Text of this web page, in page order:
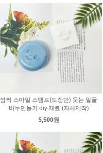
깜찍 스마일 스템프(도장만) 웃는 얼굴
비누만들기 diy 재료 (자체제작)
5,500원